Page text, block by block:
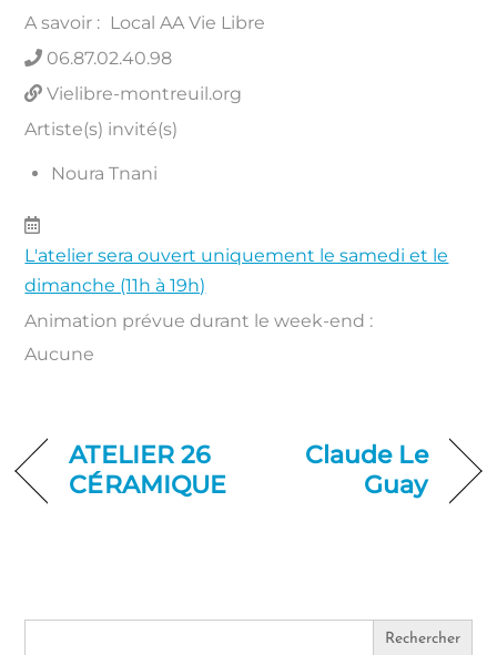
A savoir : Local AA Vie Libre
06.87.02.40.98
Vielibre-montreuil.org
Artiste(s) invité(s)
Noura Tnani
L'atelier sera ouvert uniquement le samedi et le
dimanche (11h à 19h)
Animation prévue durant le week-end :
Aucune
ATELIER 26
CÉRAMIQUE
Claude Le
Guay
Search